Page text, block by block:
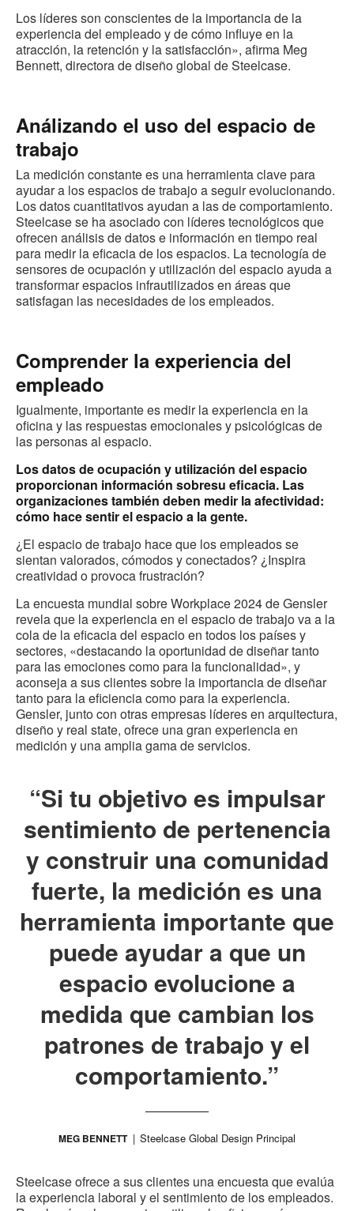
Los líderes son conscientes de la importancia de la
experiencia del empleado y de cómo influye en la
atracción, la retención y la satisfacción», afirma Meg
Bennett, directora de diseño global de Steelcase.
Análizando el uso del espacio de
trabajo
La medición constante es una herramienta clave para
ayudar a los espacios de trabajo a seguir evolucionando.
Los datos cuantitativos ayudan a las de comportamiento.
Steelcase se ha asociado con líderes tecnológicos que
ofrecen análisis de datos e información en tiempo real
para medir la eficacia de los espacios. La tecnología de
sensores de ocupación y utilización del espacio ayuda a
transformar espacios infrautilizados en áreas que
satisfagan las necesidades de los empleados.
Comprender la experiencia del
empleado
Igualmente, importante es medir la experiencia en la
oficina y las respuestas emocionales y psicológicas de
las personas al espacio.
Los datos de ocupación y utilización del espacio
proporcionan información sobresu eficacia. Las
organizaciones también deben medir la afectividad:
cómo hace sentir el espacio a la gente.
¿El espacio de trabajo hace que los empleados se
sientan valorados, cómodos y conectados? ¿Inspira
creatividad o provoca frustración?
La encuesta mundial sobre Workplace 2024 de Gensler
revela que la experiencia en el espacio de trabajo va a la
cola de la eficacia del espacio en todos los países y
sectores, «destacando la oportunidad de diseñar tanto
para las emociones como para la funcionalidad», y
aconseja a sus clientes sobre la importancia de diseñar
tanto para la eficiencia como para la experiencia.
Gensler, junto con otras empresas líderes en arquitectura,
diseño y real state, ofrece una gran experiencia en
medición y una amplia gama de servicios.
“Si tu objetivo es impulsar
sentimiento de pertenencia
y construir una comunidad
fuerte, la medición es una
herramienta importante que
puede ayudar a que un
espacio evolucione a
medida que cambian los
patrones de trabajo y el
comportamiento.”
MEG BENNETT Steelcase Global Design Principal
Steelcase ofrece a sus clientes una encuesta que evalúa
la experiencia laboral y el sentimiento de los empleados.